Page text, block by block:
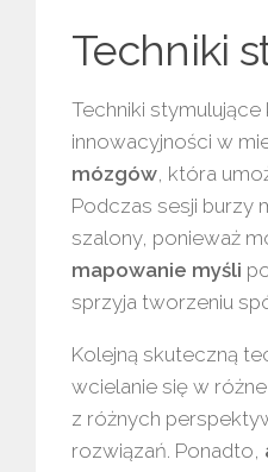
Techniki
Techniki
innowacyjności w
mózgów , która
Podczas sesji burzy
szalony, ponieważ
mapowanie myśli
sprzyja tworzeniu
Kolejną skuteczną
wcielanie się w
z różnych
rozwiązań. Ponadto,